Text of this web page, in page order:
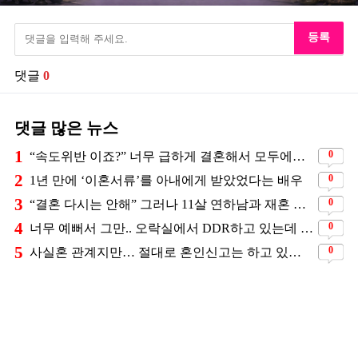
등록
댓글 0
댓글 많은 뉴스
1 “속도위반 이죠?” 너무 급하게 결혼해서 모두에게 의심 받았던 스타 0
2 1년 만에 ‘이혼서류’를 아내에게 받았었다는 배우 0
3 “결혼 다시는 안해” 그러나 11살 연하남과 재혼 발표 0
4 너무 예뻐서 그만.. 오락실에서 DDR하고 있는데 지나가던 이상민이 캐스팅했다는 연예인 0
5 사실혼 관계지만… 절대로 혼인신고는 하고 있지 않다는 배우 0